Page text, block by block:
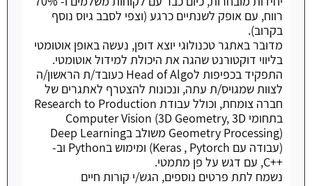
רווח, עם אופק לשנתיים כרגע (וצפי לסבב גיוס נוסף
בקרוב).
מדובר באתגר טכנולוגי יוצא דופן, נעשה באופן אוטומטי
בליווי דוקטורנט שהגה את היכולת למידול אוטומטי.
התפקיד בכפיפות לHead of Algo כעובד/ת הראשון/ה
לצוות שמגויס/ת עתה, ונכונות להצטרף לאתגרים של
חברה צומחת, וכולל עבודת Research to Production
בתחומי Computer Vision (3D Geometry, 3D
Geometry Processing) משולב בDeep Learning
(עבודה עם Keras , Pytorch) ומימוש בPython וב-
++C, עם דגש על פן מתמטי.
נשמח לתת פרטים נוספים, הגש/י קורות חיים